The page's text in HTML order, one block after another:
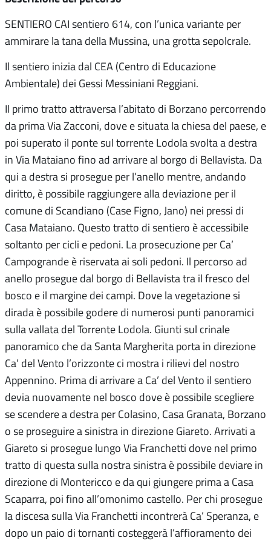
SENTIERO CAI sentiero 614, con l’unica variante per
ammirare la tana della Mussina, una grotta sepolcrale.
Il sentiero inizia dal CEA (Centro di Educazione
Ambientale) dei Gessi Messiniani Reggiani.
Il primo tratto attraversa l’abitato di Borzano percorrendo
da prima Via Zacconi, dove e situata la chiesa del paese, e
poi superato il ponte sul torrente Lodola svolta a destra
in Via Mataiano fino ad arrivare al borgo di Bellavista. Da
qui a destra si prosegue per l’anello mentre, andando
diritto, è possibile raggiungere alla deviazione per il
comune di Scandiano (Case Figno, Jano) nei pressi di
Casa Mataiano. Questo tratto di sentiero è accessibile
soltanto per cicli e pedoni. La prosecuzione per Ca’
Campogrande è riservata ai soli pedoni. Il percorso ad
anello prosegue dal borgo di Bellavista tra il fresco del
bosco e il margine dei campi. Dove la vegetazione si
dirada è possibile godere di numerosi punti panoramici
sulla vallata del Torrente Lodola. Giunti sul crinale
panoramico che da Santa Margherita porta in direzione
Ca’ del Vento l’orizzonte ci mostra i rilievi del nostro
Appennino. Prima di arrivare a Ca’ del Vento il sentiero
devia nuovamente nel bosco dove è possibile scegliere
se scendere a destra per Colasino, Casa Granata, Borzano
o se proseguire a sinistra in direzione Giareto. Arrivati a
Giareto si prosegue lungo Via Franchetti dove nel primo
tratto di questa sulla nostra sinistra è possibile deviare in
direzione di Montericco e da qui giungere prima a Casa
Scaparra, poi fino all’omonimo castello. Per chi prosegue
la discesa sulla Via Franchetti incontrerà Ca’ Speranza, e
dopo un paio di tornanti costeggerà l’affioramento dei